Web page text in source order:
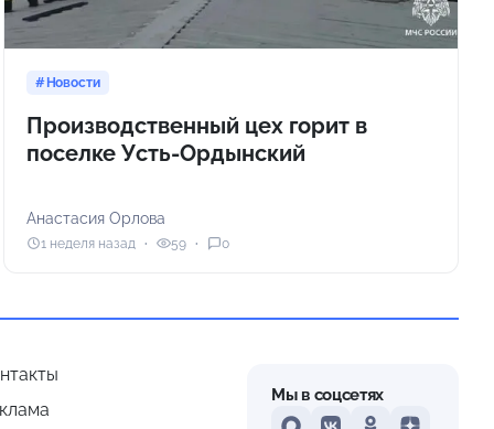
Новости
Производственный цех горит в
поселке Усть-Ордынский
Анастасия Орлова
1 неделя назад 59 0
Мы в соцсетях